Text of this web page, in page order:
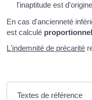
l'inaptitude est
En cas d'ancienneté
est calculé
L'indemnité de précarité
Textes de référence